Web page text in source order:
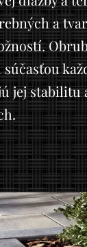
a
jej stabilitu